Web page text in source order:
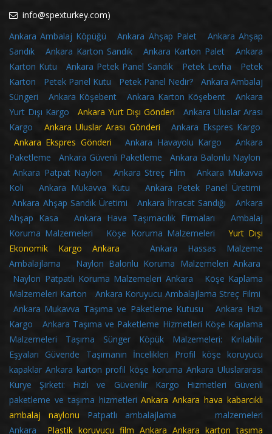
info@spexturkey.com)
Ankara Ambalaj Köpüğü
Ankara Ahşap Palet
Ankara Ahşap
Sandık
Ankara Karton Sandık Ankara Karton Palet
Ankara
Karton Kutu
Ankara Petek Panel Sandık Petek Levha
Petek
Karton
Petek Panel Kutu Petek Panel Nedir?
Ankara Ambalaj
Süngeri
Ankara Köşebent Ankara Karton Köşebent
Ankara
Yurt Dışı Kargo Ankara Yurt Dışı GönderiAnkara Uluslar Arası
Kargo Ankara Uluslar Arası GönderiAnkara Ekspres Kargo
Ankara Ekspres Gönderi
Ankara Havayolu Kargo
Ankara
Paketleme
Ankara Güvenli Paketleme
Ankara Balonlu Naylon
Ankara Patpat Naylon
Ankara Streç Film
Ankara Mukavva
Koli
Ankara Mukavva Kutu
Ankara Petek Panel Üretimi
Ankara Ahşap Sandık Üretimi
Ankara İhracat Sandığı
Ankara
Ahşap Kasa
Ankara Hava Taşımacılık Firmaları
Ambalaj
Koruma Malzemeleri
Köşe Koruma Malzemeleri Yurt Dışı
Ekonomik Kargo AnkaraAnkara Hassas Malzeme
Ambalajlama
Naylon Balonlu Koruma Malzemeleri Ankara
Naylon Patpatlı Koruma Malzemeleri Ankara
Köşe Kaplama
Malzemeleri Karton
Ankara Koruyucu Ambalajlama Streç Filmi
Ankara Mukavva Taşıma ve Paketleme Kutusu
Ankara Hızlı
Kargo
Ankara Taşıma ve Paketleme Hizmetleri Köşe Kaplama
Malzemeleri
Taşıma Sünger Köpük Malzemeleri: Kırılabilir
Eşyaları Güvende Taşımanın İncelikleri
Profil köşe koruyucu
kapaklar Ankara karton profil köşe koruma Ankara Uluslararası
Kurye Şirketi: Hızlı ve Güvenilir Kargo Hizmetleri
Güvenli
paketleme ve taşıma hizmetleriAnkara Ankara hava kabarcıklı
ambalaj naylonu Patpatlı ambalajlama malzemeleri
Ankara Plastik koruyucu film Ankara Ankara karton taşıma